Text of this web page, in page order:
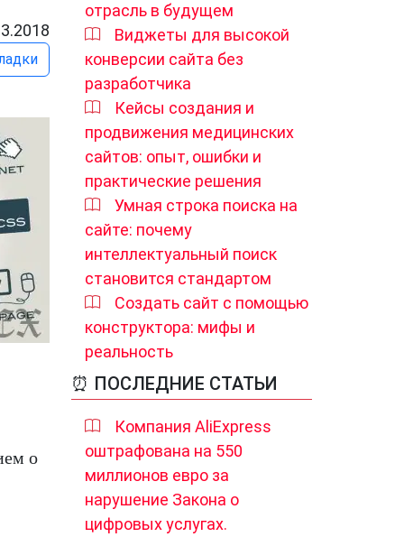
о
отрасль в будущем
Виджеты для высокой
конверсии сайта без
разработчика
Кейсы создания и
продвижения медицинских
сайтов: опыт, ошибки и
практические решения
Умная строка поиска на
сайте: почему
интеллектуальный поиск
становится стандартом
Создать сайт с помощью
конструктора: мифы и
реальность
⏰ ПОСЛЕДНИЕ СТАТЬИ
Компания AliExpress
оштрафована на 550
миллионов евро за
нарушение Закона о
цифровых услугах.